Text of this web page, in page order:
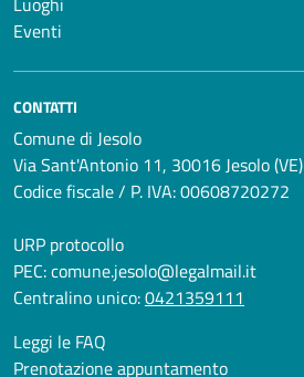
Eventi
CONTATTI
Comune di Jesolo
Via Sant'Antonio 11, 30016 Jesolo (VE)
Codice fiscale / P. IVA: 00608720272
URP protocollo
PEC:comune.jesolo@legalmail.it
Centralino unico:0421359111
Leggi le FAQ
Prenotazione appuntamento